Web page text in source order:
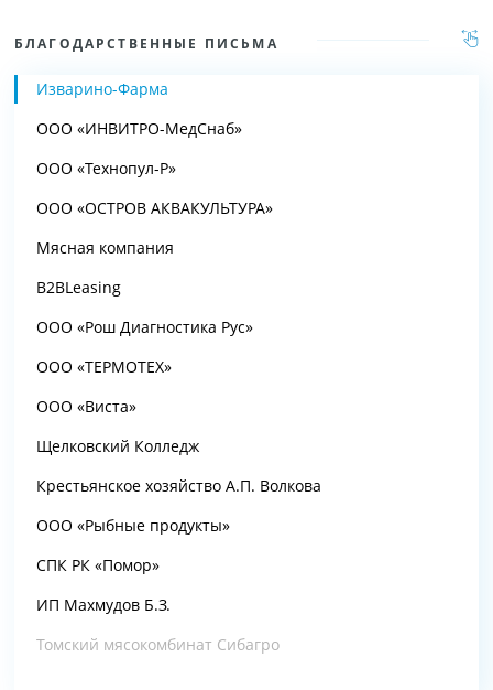
БЛАГОДАРСТВЕННЫЕ ПИСЬМА
Изварино-Фарма
ООО «ИНВИТРО-МедСнаб»
ООО «Технопул-Р»
ООО «ОСТРОВ АКВАКУЛЬТУРА»
Мясная компания
B2BLeasing
ООО «Рош Диагностика Рус»
ООО «ТЕРМОТЕХ»
ООО «Виста»
Щелковский Колледж
Крестьянское хозяйство А.П. Волкова
ООО «Рыбные продукты»
СПК РК «Помор»
ИП Махмудов Б.З.
Томский мясокомбинат Сибагро